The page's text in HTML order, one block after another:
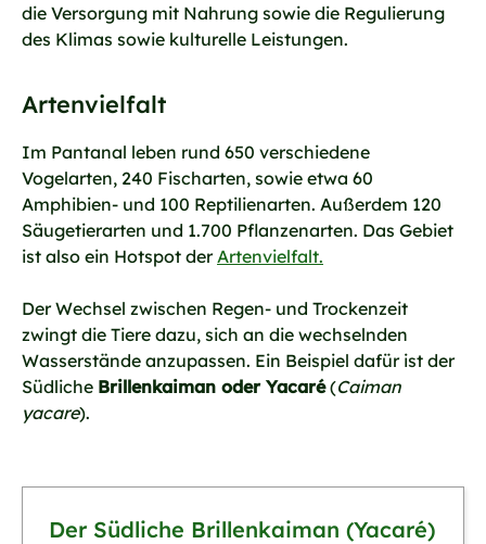
die Versorgung mit Nahrung sowie die Regulierung
des Klimas sowie kulturelle Leistungen.
Artenvielfalt
Im Pantanal leben rund 650 verschiedene
Vogelarten, 240 Fischarten, sowie etwa 60
Amphibien- und 100 Reptilienarten. Außerdem 120
Säugetierarten und 1.700 Pflanzenarten. Das Gebiet
ist also ein Hotspot der Artenvielfalt.
Der Wechsel zwischen Regen- und Trockenzeit
zwingt die Tiere dazu, sich an die wechselnden
Wasserstände anzupassen. Ein Beispiel dafür ist der
Südliche Brillenkaiman oder Yacaré(Caiman
yacare).
Der Südliche Brillenkaiman (Yacaré)